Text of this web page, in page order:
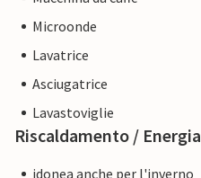
Microonde
Lavatrice
Asciugatrice
Lavastoviglie
Riscaldamento / Energia
idonea anche per l'inverno